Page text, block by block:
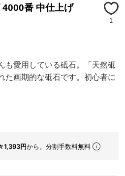
番 中仕上げ
1
も愛用している砥石。「天然砥
た画期的な砥石です。初心者に
1,393円から。分割手数料無料